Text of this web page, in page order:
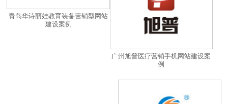
青岛华诗丽娃教育装备营销型网站
建设案例
广州旭普医疗营销手机网站建设案
例